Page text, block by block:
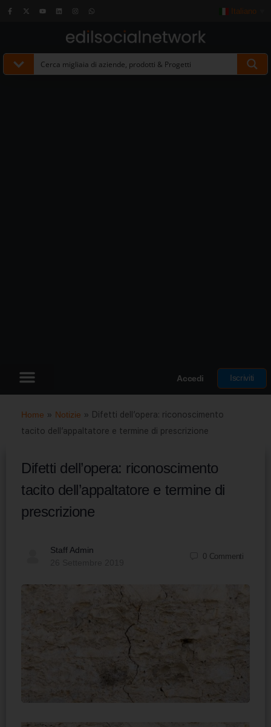
Italiano
Accedi Iscriviti
Home » Notizie » Difetti dell’opera: riconoscimento
tacito dell’appaltatore e termine di prescrizione
Difetti dell’opera: riconoscimento
tacito dell’appaltatore e termine di
prescrizione
Staff Admin
0 Commenti